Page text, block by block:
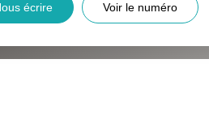
écrire Voir le numéro